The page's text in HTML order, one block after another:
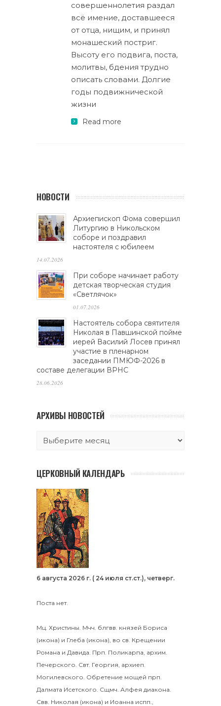
совершеннолетия раздал
всё имение, доставшееся
от отца, нищим, и принял
монашеский постриг.
Высоту его подвига, поста,
молитвы, бдения трудно
описать словами. Долгие
годы подвижнической
жизни
Read more
НОВОСТИ
Архиепископ Фома совершил
Литургию в Никольском
соборе и поздравил
настоятеля с юбилеем
14.07.2026
При соборе начинает работу
детская творческая студия
«Светлячок»
01.07.2026
Настоятель собора святителя
Николая в Павшинской пойме
иерей Василий Лосев принял
участие в пленарном
заседании ПМЮФ-2026 в
составе делегации ВРНС
28.06.2026
АРХИВЫ НОВОСТЕЙ
ЦЕРКОВНЫЙ КАЛЕНДАРЬ
6 августа 2026 г. ( 24 июля ст.ст.), четверг.
Поста нет.
Мц. Христины. Мчч. блгвв. князей Бориса
(икона) и Глеба (икона), во св. Крещении
Романа и Давида. Прп. Поликарпа, архим.
Печерского. Свт. Георгия, архиеп.
Могилевского. Обретение мощей прп.
Далмата Исетского. Сщмч. Алфея диакона.
Свв. Николая (икона) и Иоанна испп.,